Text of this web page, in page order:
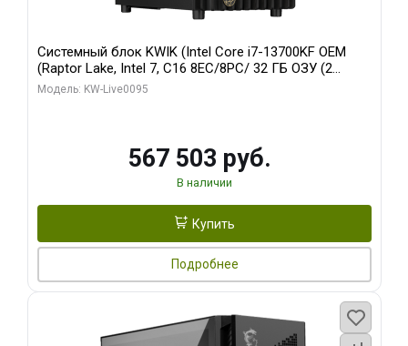
Системный блок KWIK (Intel Core i7-13700KF OEM
(Raptor Lake, Intel 7, C16 8EC/8PC/ 32 ГБ ОЗУ (2
модуля)/ Afox RTX4090 24GB GDDR6X 384-Bit 3xDP
Модель: KW-Live0095
567 503 руб.
В наличии
Купить
Подробнее